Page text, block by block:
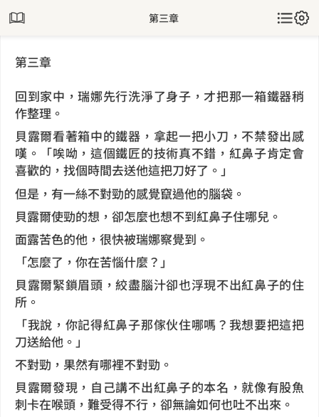
第三章
第三章
回到家中，瑞娜先行洗淨了身子，才把那一箱鐵器稍
作整理。
貝露爾看著箱中的鐵器，拿起一把小刀，不禁發出感
嘆。「唉呦，這個鐵匠的技術真不錯，紅鼻子肯定會
喜歡的，找個時間去送他這把刀好了。」
但是，有一絲不對勁的感覺竄過他的腦袋。
貝露爾使勁的想，卻怎麼也想不到紅鼻子住哪兒。
面露苦色的他，很快被瑞娜察覺到。
「怎麼了，你在苦惱什麼？」
貝露爾緊鎖眉頭，絞盡腦汁卻也浮現不出紅鼻子的住
所。
「我說，你記得紅鼻子那傢伙住哪嗎？我想要把這把
刀送給他。」
不對勁，果然有哪裡不對勁。
貝露爾發現，自己講不出紅鼻子的本名，就像有股魚
刺卡在喉頭，難受得不行，卻無論如何也吐不出來。